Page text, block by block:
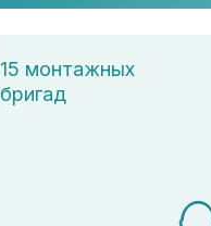
15 монтажных
бригад